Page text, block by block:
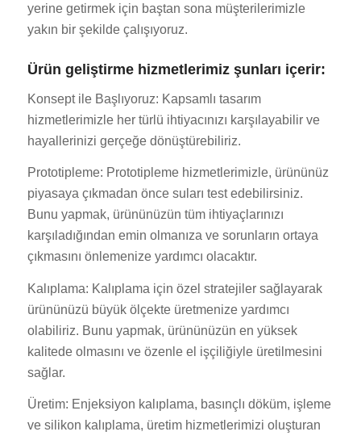
yerine getirmek için baştan sona müşterilerimizle
yakın bir şekilde çalışıyoruz.
Ürün geliştirme hizmetlerimiz şunları içerir:
Konsept ile Başlıyoruz: Kapsamlı tasarım
hizmetlerimizle her türlü ihtiyacınızı karşılayabilir ve
hayallerinizi gerçeğe dönüştürebiliriz.
Prototipleme: Prototipleme hizmetlerimizle, ürününüz
piyasaya çıkmadan önce suları test edebilirsiniz.
Bunu yapmak, ürününüzün tüm ihtiyaçlarınızı
karşıladığından emin olmanıza ve sorunların ortaya
çıkmasını önlemenize yardımcı olacaktır.
Kalıplama: Kalıplama için özel stratejiler sağlayarak
ürününüzü büyük ölçekte üretmenize yardımcı
olabiliriz. Bunu yapmak, ürününüzün en yüksek
kalitede olmasını ve özenle el işçiliğiyle üretilmesini
sağlar.
Üretim: Enjeksiyon kalıplama, basınçlı döküm, işleme
ve silikon kalıplama, üretim hizmetlerimizi oluşturan